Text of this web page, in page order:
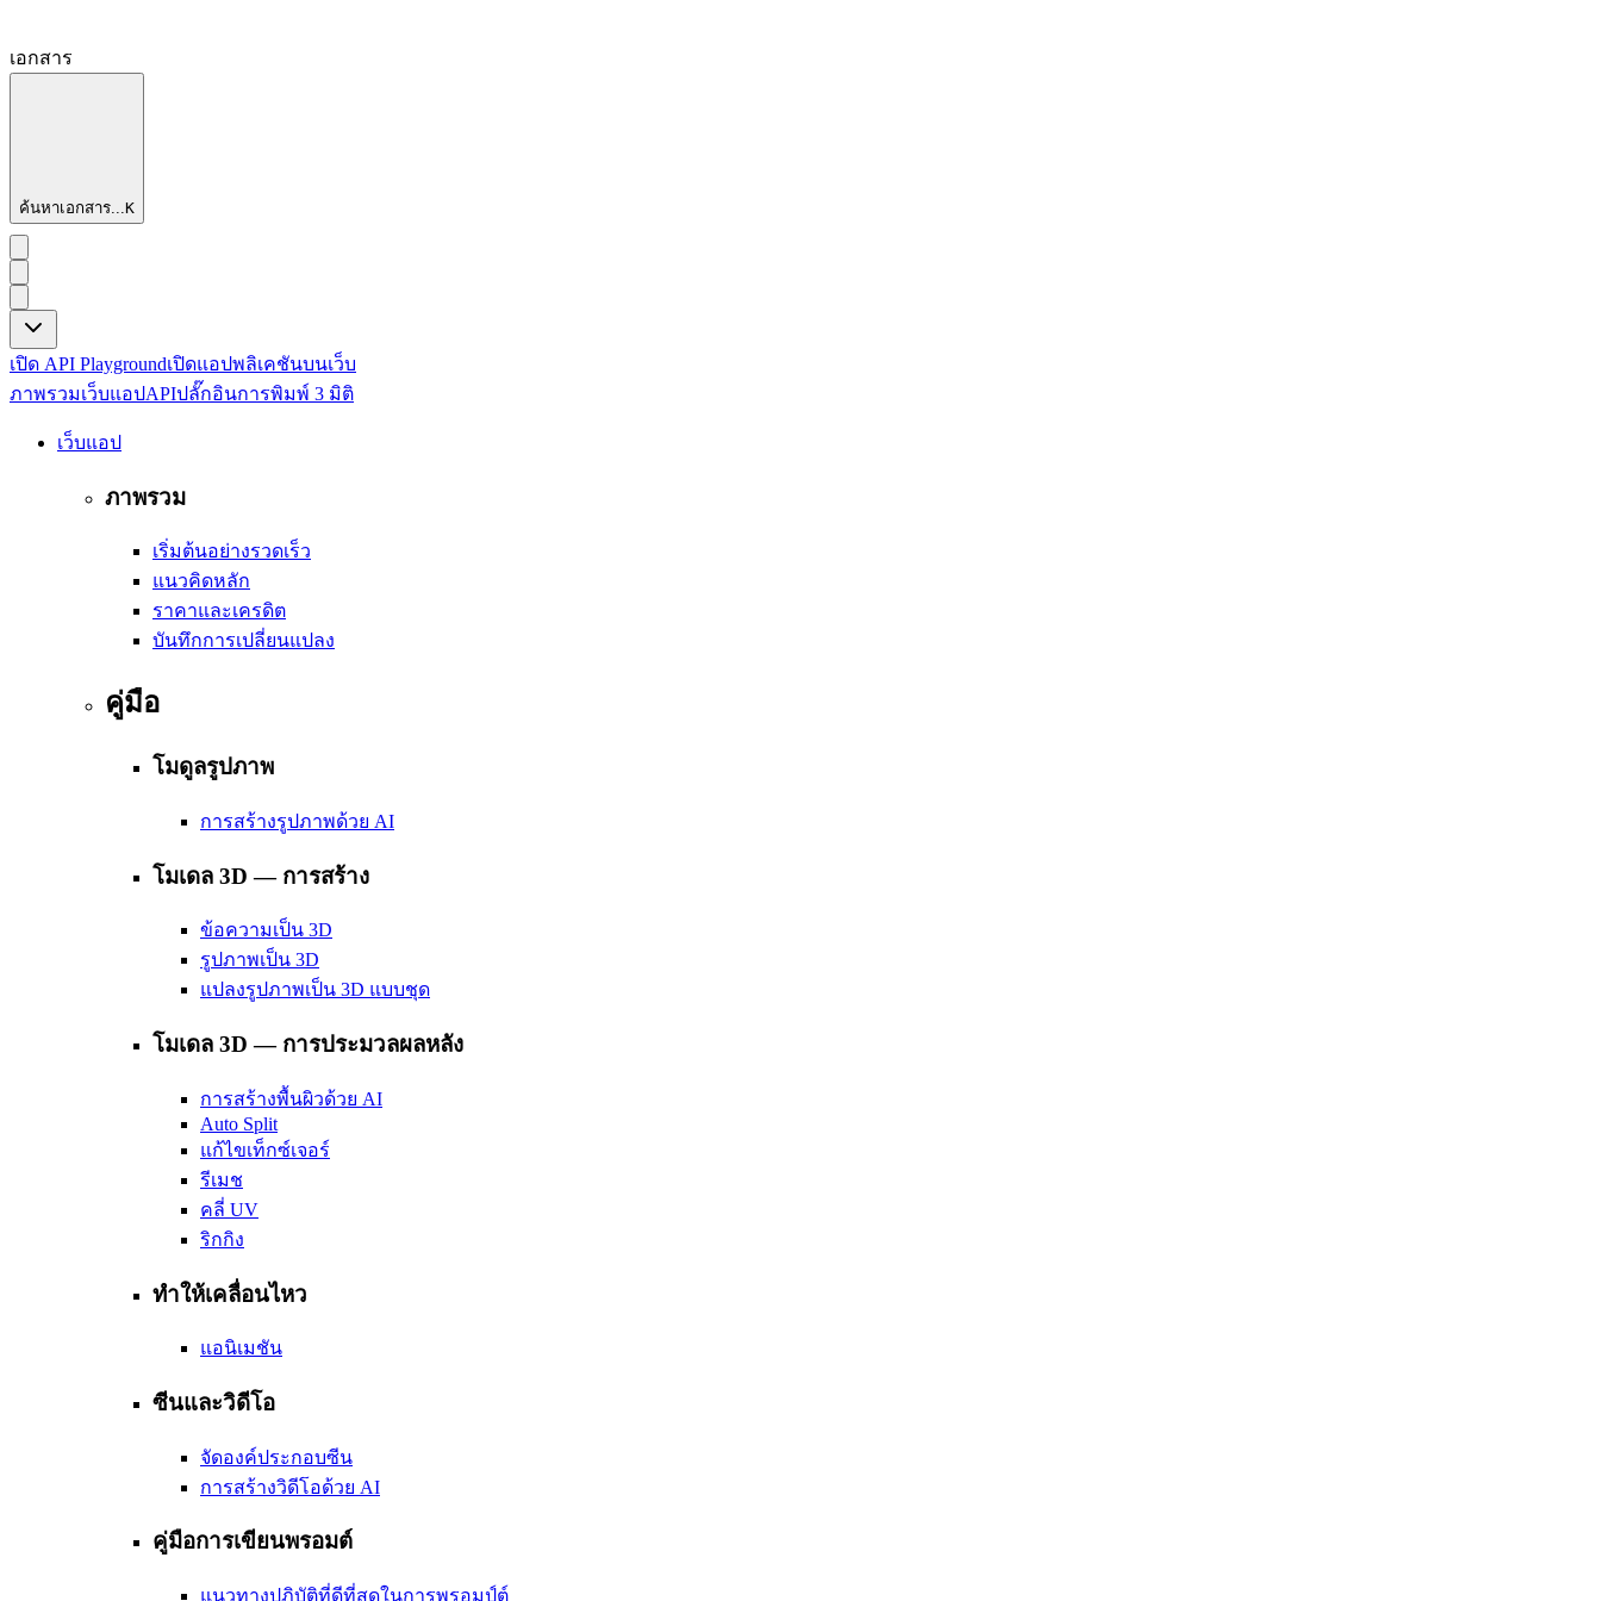
เอกสาร
ค้นหาเอกสาร...K
เปิด API Playgroundเปิดแอปพลิเคชันบนเว็บ
ภาพรวมเว็บแอปAPIปลั๊กอินการพิมพ์ 3 มิติ
เว็บแอป
ภาพรวม
เริ่มต้นอย่างรวดเร็ว
แนวคิดหลัก
ราคาและเครดิต
บันทึกการเปลี่ยนแปลง
คู่มือ
โมดูลรูปภาพ
การสร้างรูปภาพด้วย AI
โมเดล 3D — การสร้าง
ข้อความเป็น 3D
รูปภาพเป็น 3D
แปลงรูปภาพเป็น 3D แบบชุด
โมเดล 3D — การประมวลผลหลัง
การสร้างพื้นผิวด้วย AI
Auto Split
แก้ไขเท็กซ์เจอร์
รีเมช
คลี่ UV
ริกกิง
ทำให้เคลื่อนไหว
แอนิเมชัน
ซีนและวิดีโอ
จัดองค์ประกอบซีน
การสร้างวิดีโอด้วย AI
คู่มือการเขียนพรอมต์
แนวทางปฏิบัติที่ดีที่สุดในการพรอมป์ต์